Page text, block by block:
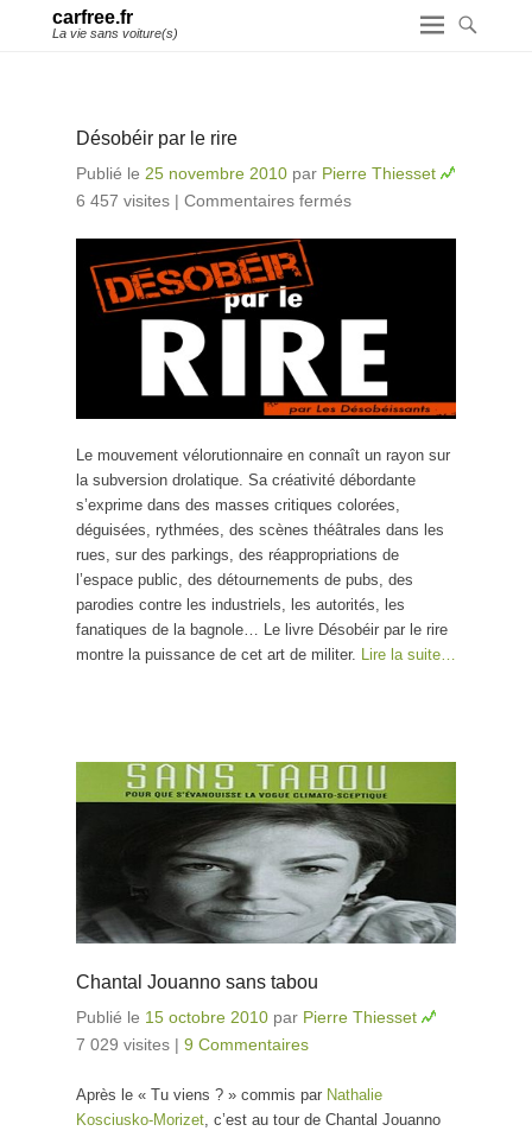
carfree.fr
La vie sans voiture(s)
Désobéir par le rire
Publié le 25 novembre 2010 par Pierre Thiesset
6 457 visites | Commentaires fermés
Le mouvement vélorutionnaire en connaît un rayon sur
la subversion drolatique. Sa créativité débordante
s’exprime dans des masses critiques colorées,
déguisées, rythmées, des scènes théâtrales dans les
rues, sur des parkings, des réappropriations de
l’espace public, des détournements de pubs, des
parodies contre les industriels, les autorités, les
fanatiques de la bagnole… Le livre Désobéir par le rire
montre la puissance de cet art de militer. Lire la suite…
Chantal Jouanno sans tabou
Publié le 15 octobre 2010 par Pierre Thiesset
7 029 visites | 9 Commentaires
Après le « Tu viens ? » commis par Nathalie
Kosciusko-Morizet , c’est au tour de Chantal Jouanno